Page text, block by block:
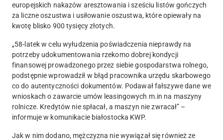
europejskich nakazów aresztowania i sześciu listów gończych
za liczne oszustwa i usiłowanie oszustwa, które opiewały na
kwotę blisko 900 tysięcy złotych.
„58-latek w celu wyłudzenia poświadczenia nieprawdy na
potrzeby udokumentowania rzekomo dobrej kondycji
finansowej prowadzonego przez siebie gospodarstwa rolnego,
podstępnie wprowadził w błąd pracownika urzędu skarbowego
co do autentyczności dokumentów. Podawał fałszywe dane we
wnioskach o zawarcie umów leasingowych m.in na maszyny
rolnicze. Kredytów nie spłacał, a maszyn nie zwracał” –
informuje w komunikacie białostocka KWP.
Jak w nim dodano, mężczyzna nie wywiązał się również ze